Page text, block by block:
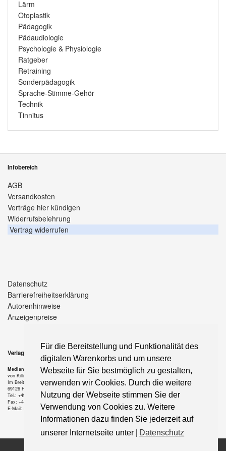
Für die Bereitstellung und Funktionalität des
digitalen Warenkorbs und um unsere
Webseite für Sie bestmöglich zu gestalten,
verwenden wir Cookies. Durch die weitere
Nutzung der Webseite stimmen Sie der
Verwendung von Cookies zu. Weitere
Informationen dazu finden Sie jederzeit auf
unserer Internetseite unter |
Datenschutz
Lärm
Otoplastik
Pädagogik
Pädaudiologie
Psychologie & Physiologie
Ratgeber
Retraining
Sonderpädagogik
Sprache-Stimme-Gehör
Technik
Tinnitus
Infobereich
AGB
Versandkosten
Verträge hier kündigen
Widerrufsbelehrung
Vertrag widerrufen
Datenschutz
Barrierefreiheitserklärung
Autorenhinweise
Anzeigenpreise
Verlag
Median-Verlag
von Killisch-Horn GmbH
Im Breitspiel 11 a
69126 Heidelberg
Tel.: +49-6221-90 509-0
Fax: +49-6221-90 509-20
E-Mail: info@median-verlag.de